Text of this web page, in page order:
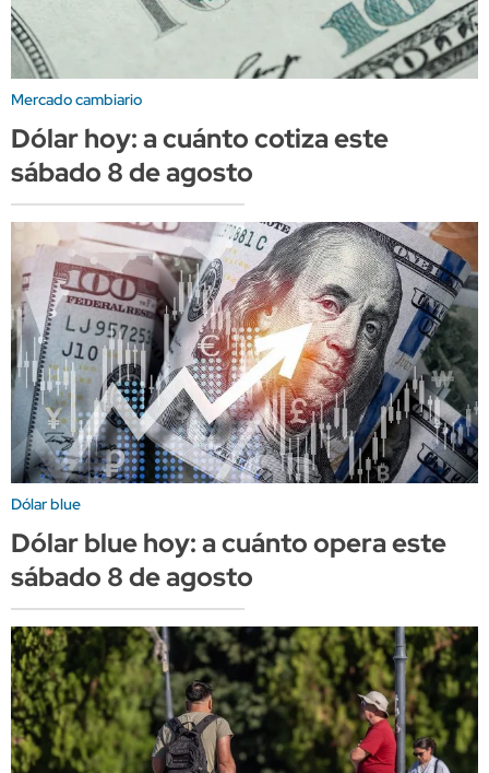
Mercado cambiario
Dólar hoy: a cuánto cotiza este
sábado 8 de agosto
Dólar blue
Dólar blue hoy: a cuánto opera este
sábado 8 de agosto